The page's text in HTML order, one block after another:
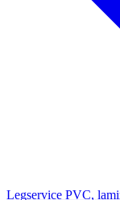
Legservice PVC,